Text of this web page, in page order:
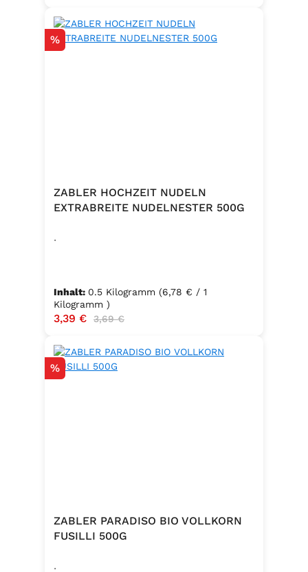
Rabatt
%
ZABLER HOCHZEIT NUDELN
EXTRABREITE NUDELNESTER 500G
.
Inhalt: 0.5 Kilogramm (6,78 € / 1
Kilogramm )
Verkaufspreis:
3,39 € Regulärer Preis:
3,69 €
Rabatt
%
ZABLER PARADISO BIO VOLLKORN
FUSILLI 500G
.